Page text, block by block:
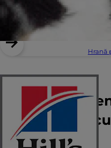
Hrană
Hill's Vet Essentials
Adult Multi-
Pentru Câini
și Legume